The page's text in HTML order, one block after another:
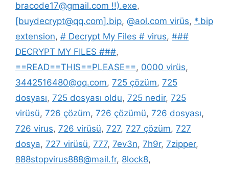
bracode17@gmail.com !!).exe,
[buydecrypt@qq.com].bip, @aol.com virüs, *.bip
extension, # Decrypt My Files # virus, ###
DECRYPT MY FILES ###,
==READ==THIS==PLEASE==, 0000 virüs,
3442516480@qq.com, 725 çözüm, 725
dosyası, 725 dosyası oldu, 725 nedir, 725
virüsü, 726 çözüm, 726 çözümü, 726 dosyası,
726 virus, 726 virüsü, 727, 727 çözüm, 727
dosya, 727 virüsü, 777, 7ev3n, 7h9r, 7zipper,
888stopvirus888@mail.fr, 8lock8,